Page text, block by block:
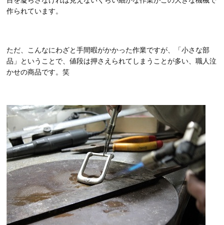
作られています。
ただ、こんなにわざと手間暇がかかった作業ですが、「小さな部
品」ということで、値段は押さえられてしまうことが多い、職人泣
かせの商品です。笑